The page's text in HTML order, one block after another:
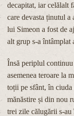
decapitat, iar celălalt
care devasta ținutul a
lui Simeon a fost de
alt grup s-a întâmplat
Însă periplul
asemenea teroare la
toții pe sfânt, în
mănăstire și din nou
trei zile călugării s-au